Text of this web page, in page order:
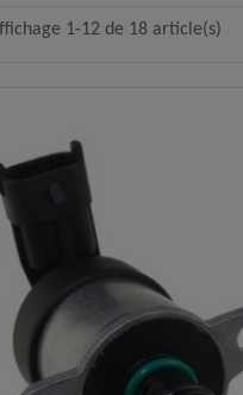
1-12 de 18 article(s)